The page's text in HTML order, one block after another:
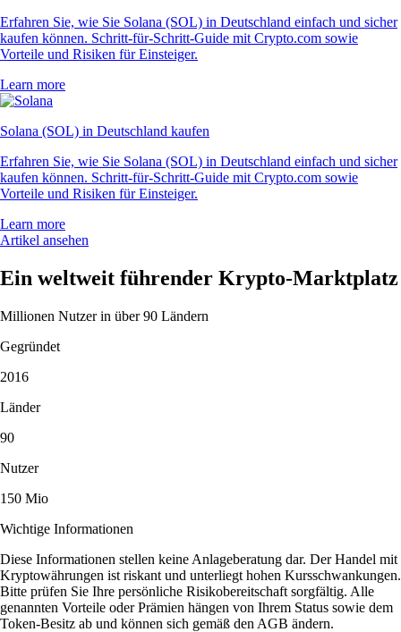
Erfahren Sie, wie Sie Solana (SOL) in Deutschland einfach und sicher
kaufen können. Schritt-für-Schritt-Guide mit Crypto.com sowie
Vorteile und Risiken für Einsteiger.
Learn more
Solana (SOL) in Deutschland kaufen
Erfahren Sie, wie Sie Solana (SOL) in Deutschland einfach und sicher
kaufen können. Schritt-für-Schritt-Guide mit Crypto.com sowie
Vorteile und Risiken für Einsteiger.
Learn more
Artikel ansehen
Ein weltweit führender Krypto-Marktplatz
Millionen Nutzer in über 90 Ländern
Gegründet
2016
Länder
90
Nutzer
150 Mio
Wichtige Informationen
Diese Informationen stellen keine Anlageberatung dar. Der Handel mit
Kryptowährungen ist riskant und unterliegt hohen Kursschwankungen.
Bitte prüfen Sie Ihre persönliche Risikobereitschaft sorgfältig. Alle
genannten Vorteile oder Prämien hängen von Ihrem Status sowie dem
Token-Besitz ab und können sich gemäß den AGB ändern.